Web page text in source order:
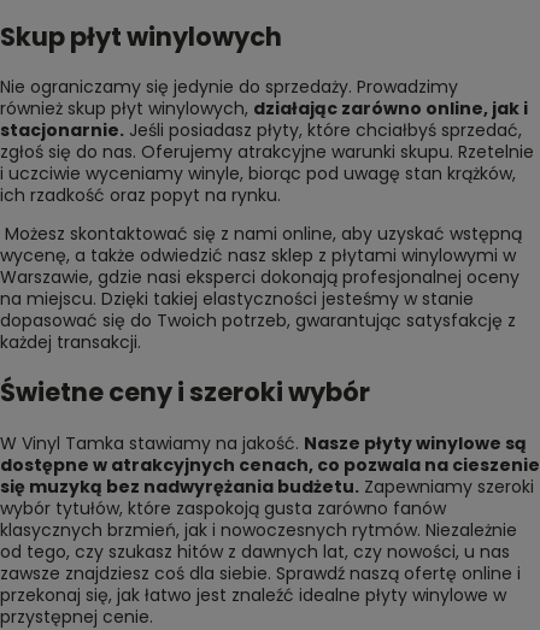
Skup płyt winylowych
Nie ograniczamy się jedynie do sprzedaży. Prowadzimy
również skup płyt winylowych, działając zarówno online, jak i
stacjonarnie. Jeśli posiadasz płyty, które chciałbyś sprzedać,
zgłoś się do nas. Oferujemy atrakcyjne warunki skupu. Rzetelnie
i uczciwie wyceniamy winyle, biorąc pod uwagę stan krążków,
ich rzadkość oraz popyt na rynku.
Możesz skontaktować się z nami online, aby uzyskać wstępną
wycenę, a także odwiedzić nasz sklep z płytami winylowymi w
Warszawie, gdzie nasi eksperci dokonają profesjonalnej oceny
na miejscu. Dzięki takiej elastyczności jesteśmy w stanie
dopasować się do Twoich potrzeb, gwarantując satysfakcję z
każdej transakcji.
Świetne ceny i szeroki wybór
W Vinyl Tamka stawiamy na jakość. Nasze płyty winylowe są
dostępne w atrakcyjnych cenach, co pozwala na cieszenie
się muzyką bez nadwyrężania budżetu. Zapewniamy szeroki
wybór tytułów, które zaspokoją gusta zarówno fanów
klasycznych brzmień, jak i nowoczesnych rytmów. Niezależnie
od tego, czy szukasz hitów z dawnych lat, czy nowości, u nas
zawsze znajdziesz coś dla siebie. Sprawdź naszą ofertę online i
przekonaj się, jak łatwo jest znaleźć idealne płyty winylowe w
przystępnej cenie.